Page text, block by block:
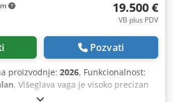
19.500 €
VB plus PDV
Pozvati
proizvodnje: 2026, Funkcionalnost:
, Višeglava vaga je visoko precizan
proizvode meri istovremeno na više